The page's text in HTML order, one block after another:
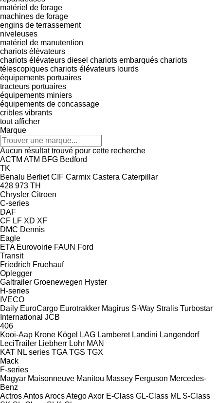
matériel de forage
machines de forage
engins de terrassement
niveleuses
matériel de manutention
chariots élévateurs
chariots élévateurs diesel chariots embarqués chariots
télescopiques chariots élévateurs lourds
équipements portuaires
tracteurs portuaires
équipements miniers
équipements de concassage
cribles vibrants
tout afficher
Marque
Aucun résultat trouvé pour cette recherche
ACTM ATM BFG Bedford
TK
Benalu Berliet CIF Carmix Castera Caterpillar
428 973 TH
Chrysler Citroen
C-series
DAF
CF LF XD XF
DMC Dennis
Eagle
ETA Eurovoirie FAUN Ford
Transit
Friedrich Fruehauf
Oplegger
Galtrailer Groenewegen Hyster
H-series
IVECO
Daily EuroCargo Eurotrakker Magirus S-Way Stralis Turbostar
International JCB
406
Kooi-Aap Krone Kögel LAG Lamberet Landini Langendorf
LeciTrailer Liebherr Lohr MAN
KAT NL series TGA TGS TGX
Mack
F-series
Magyar Maisonneuve Manitou Massey Ferguson Mercedes-
Benz
ActrosAntosArocsAtegoAxor E-Class GL-Class ML S-Class